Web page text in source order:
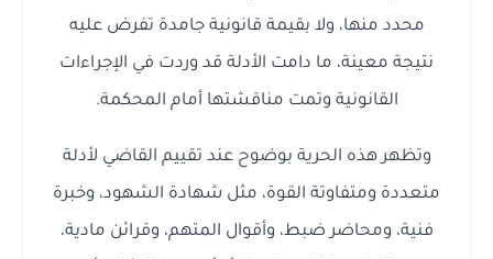
محدد منها، ولا بقيمة قانونية جامدة تفرض عليه
نتيجة معينة، ما دامت الأدلة قد وردت في الإجراءات
القانونية وتمت مناقشتها أمام المحكمة.
وتظهر هذه الحرية بوضوح عند تقييم القاضي لأدلة
متعددة ومتفاوتة القوة، مثل شهادة الشهود، وخبرة
فنية، ومحاضر ضبط، وأقوال المتهم، وقرائن مادية،